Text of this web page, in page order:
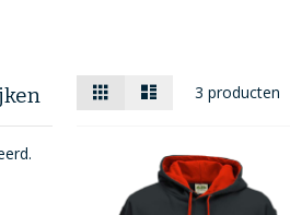
Tonen
als
Foto-
tabel 3 producten